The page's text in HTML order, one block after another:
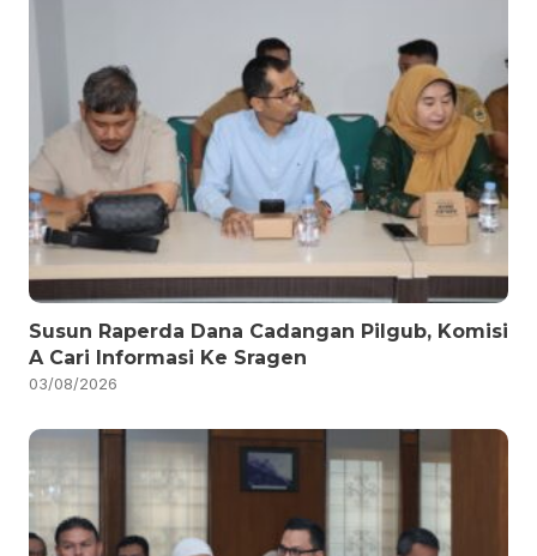
Susun Raperda Dana Cadangan Pilgub, Komisi
A Cari Informasi Ke Sragen
03/08/2026